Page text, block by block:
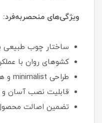
ویژگی‌های منحصربه‌فرد:
ساختار چوب طبیعی
کشوهای روان با
طراحی minimalist و هماهنگ با سبک‌های مدرن
قابلیت نصب آسان و
تضمین اصالت محصول